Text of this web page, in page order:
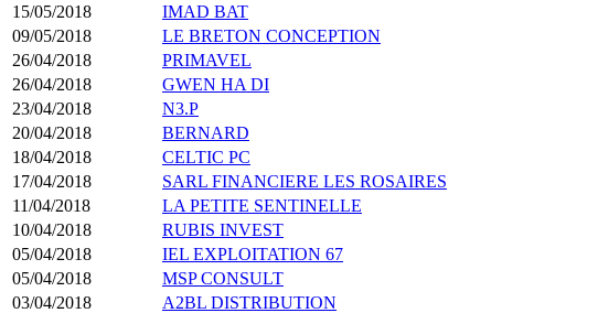
15/05/2018
IMAD BAT
09/05/2018
LE BRETON CONCEPTION
26/04/2018
PRIMAVEL
26/04/2018
GWEN HA DI
23/04/2018
N3.P
20/04/2018
BERNARD
18/04/2018
CELTIC PC
17/04/2018
SARL FINANCIERE LES ROSAIRES
11/04/2018
LA PETITE SENTINELLE
10/04/2018
RUBIS INVEST
05/04/2018
IEL EXPLOITATION 67
05/04/2018
MSP CONSULT
03/04/2018
A2BL DISTRIBUTION